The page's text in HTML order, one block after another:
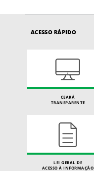
ACESSO RÁPIDO
CEARÁ
TRANSPARENTE
LEI GERAL DE
ACESSO À INFORMAÇÃO